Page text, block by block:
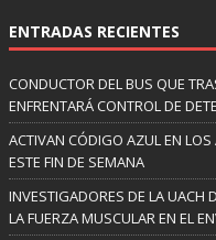
ENTRADAS RECIENTES
CONDUCTOR DEL BUS QUE
ENFRENTARÁ CONTROL DE
ACTIVAN CÓDIGO AZUL EN LOS
ESTE FIN DE SEMANA
INVESTIGADORES DE LA UACH
LA FUERZA MUSCULAR EN EL